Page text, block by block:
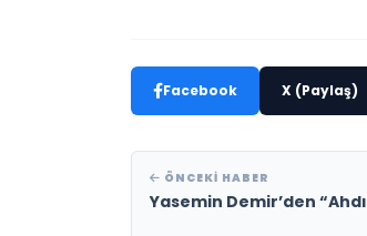
Facebook X (Paylaş)
ÖNCEKI HABER
Yasemin Demir’den